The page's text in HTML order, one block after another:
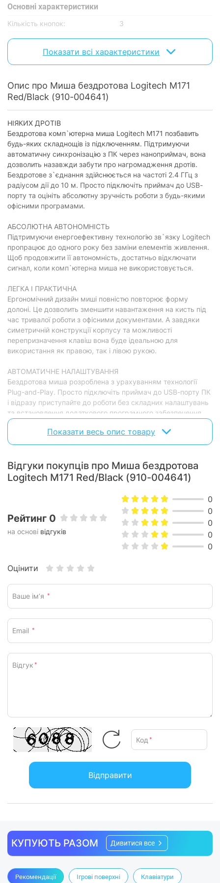
Основнi характеристики
Кількість кнопок:
3
Колесо прокрутки:
є
Бездротовий зв'язок
Живлення
Тип та кількість батарейок /
акумулятора:
1 х АА
Особливості
Наявність підсвічування: без підсвічування
Додатково
Довжина кабелю:
Орієнтація:
симетрична (для лівої та
правої руки)
USB-приймач: йде в комплекті
Фізичні характеристики
Розмір:
97.7 х 61.5 х 35.2 мм
70.5 г
Колір:
Червоний-чорний
виробником без повідомлення.
Показати всі характеристики
Опис про Миша бездротова Logitech M171
Red/Black (910-004641)
НІЯКИХ ДРОТІВ
Бездротова комп`ютерна миша Logitech M171 позбавить
будь-яких складнощів із підключенням. Підтримуючи
автоматичну синхронізацію з ПК через наноприймач, вона
дозволить назавжди забути про нагромадження дротів.
Бездротове з`єднання здійснюється на частоті 2.4 ГГц з
радіусом дії до 10 м. Просто підключіть приймач до USB-
порту та оцініть абсолютну зручність роботи з будь-якими
офісними програмами.
АБСОЛЮТНА АВТОНОМНІСТЬ
Підтримуючи енергоефективну технологію зв`язку Logitech
пропрацює до одного року без заміни елементів живлення.
Щоб продовжити її автономність, достатньо відключати
сигнал, коли комп`ютерна миша не використовується.
ЛЕГКА І ПРАКТИЧНА
Ергономічний дизайн миші повністю повторює форму
долоні. Це дозволить зменшити навантаження на кисть під
час тривалої роботи з офісними документами. А завдяки
симетричній конструкції корпусу та можливості
перепризначення клавіш вона буде ідеальною для
використання як правою, так і лівою рукою.
АВТОМАТИЧНЕ НАЛАШТУВАННЯ
Бездротова миша розроблена з урахуванням технології
Plug-and-Play. Просто підключіть приймач до USB-порту ПК
і відразу приступайте до роботи без складних налаштувань
та встановлення додаткового програмного забезпечення.
Показати весь опис товару
Відгуки покупців про Миша бездротова
Logitech M171 Red/Black (910-004641)
Рейтинг 0
на основі відгуків
0
0
0
0
0
Оцінити
Ваше ім’я *
Email *
Відгук *
Код *
Відправити
КУПУЮТЬ РАЗОМ Дивитися все
Рекомендації Ігрові поверхні Клавіатури